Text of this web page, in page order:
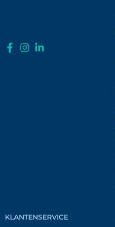
KLANTENSERVICE